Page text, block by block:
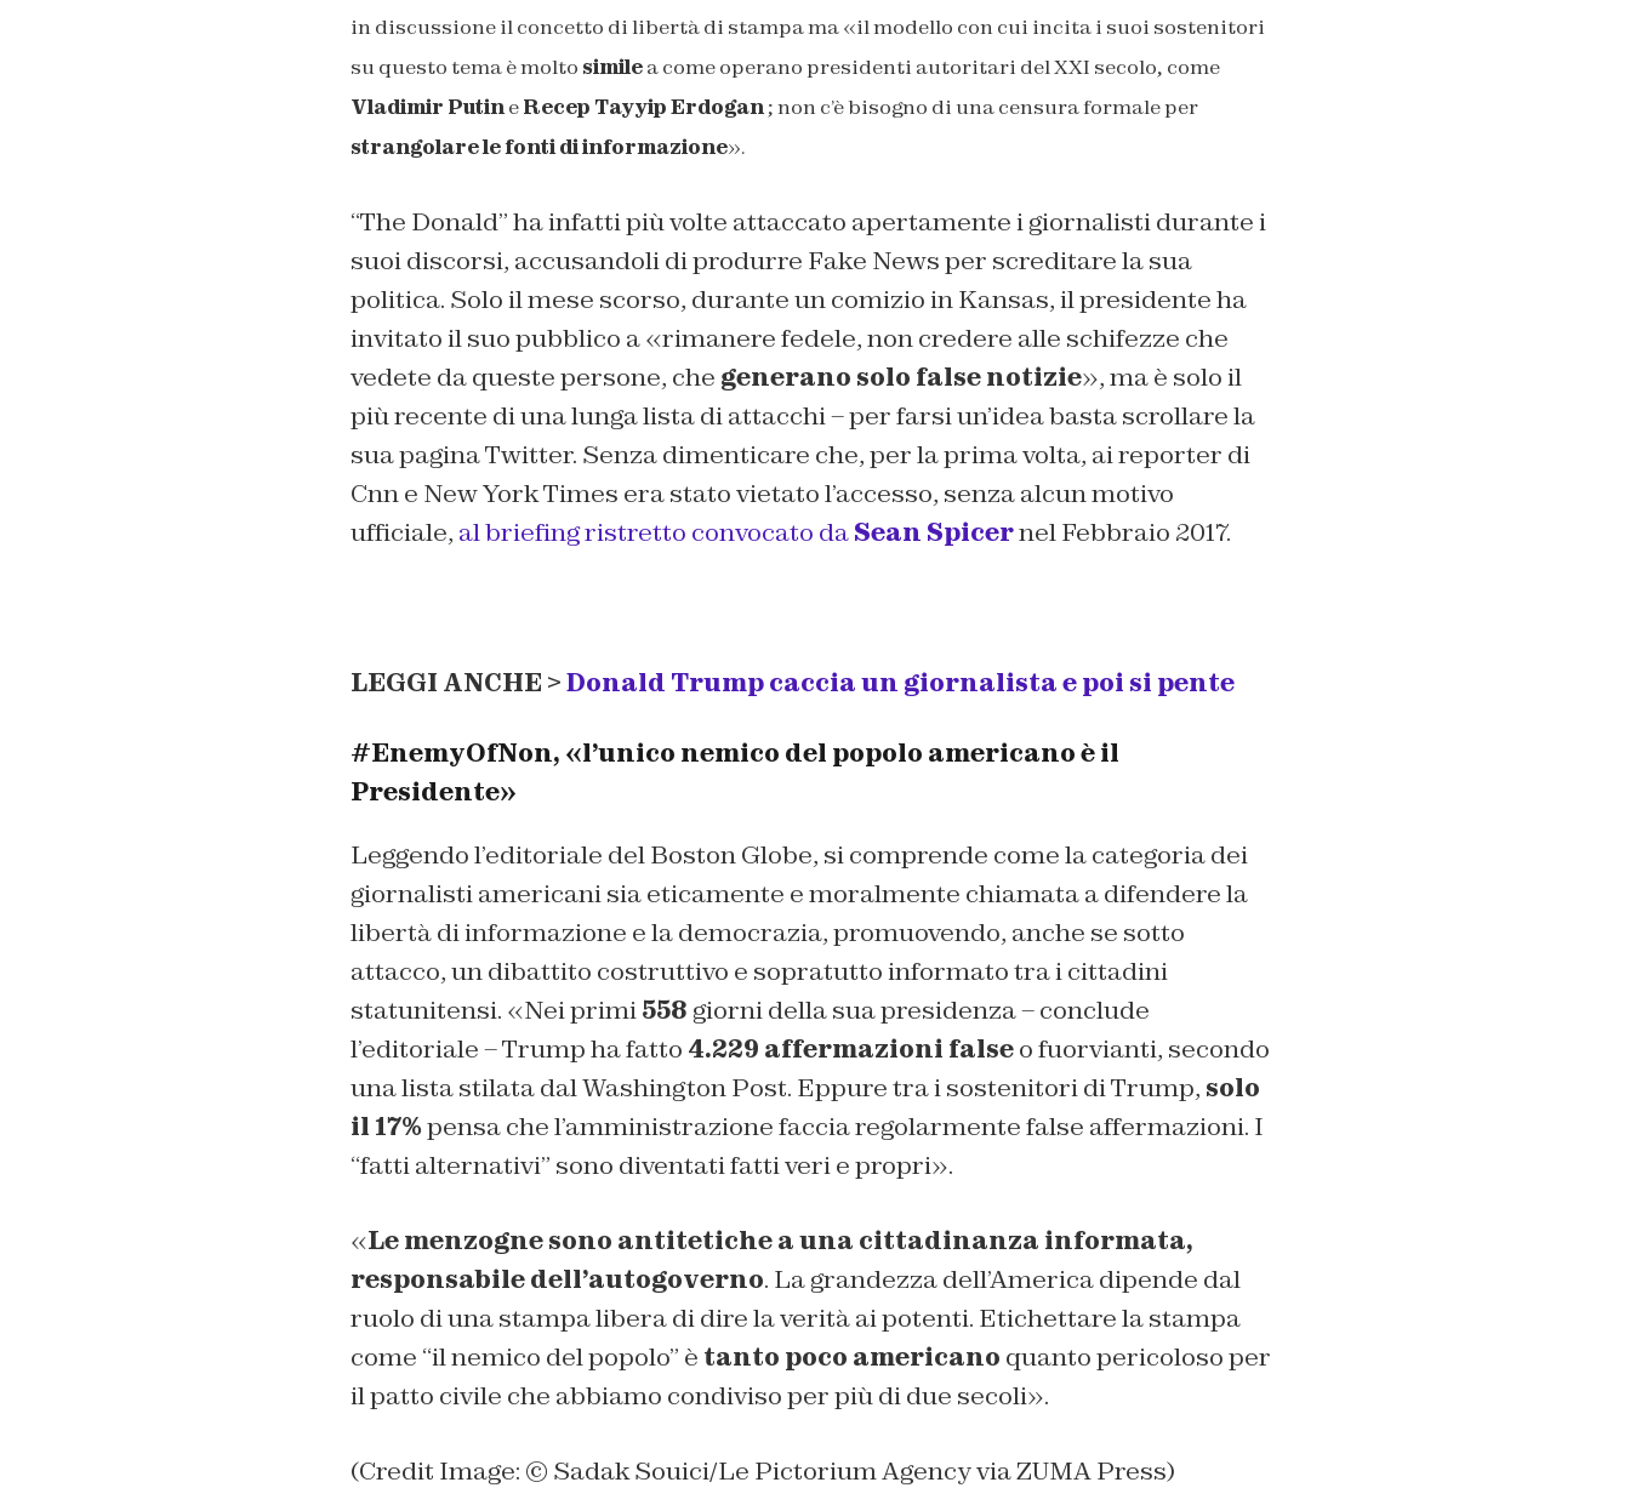
in discussione il concetto di libertà di stampa ma «il modello con cui incita i suoi sostenitori
su questo tema è molto similea come operano presidenti autoritari del XXI secolo, come
Vladimir Putin e Recep Tayyip Erdogan ; non c’è bisogno di una censura formale per
strangolare le fonti di informazione».
“The Donald” ha infatti più volte attaccato apertamente i giornalisti durante i
suoi discorsi, accusandoli di produrre Fake News per screditare la sua
politica. Solo il mese scorso, durante un comizio in Kansas, il presidente ha
invitato il suo pubblico a «rimanere fedele, non credere alle schifezze che
vedete da queste persone, che generano solo false notizie», ma è solo il
più recente di una lunga lista di attacchi – per farsi un’idea basta scrollare la
sua pagina Twitter. Senza dimenticare che, per la prima volta, ai reporter di
Cnn e New York Times era stato vietato l’accesso, senza alcun motivo
ufficiale, al briefing ristretto convocato daSean Spicernel Febbraio 2017.
LEGGI ANCHE >Donald Trump caccia un giornalista e poi si pente
#EnemyOfNon, «l’unico nemico del popolo americano è il
Presidente»
Leggendo l’editoriale del Boston Globe, si comprende come la categoria dei
giornalisti americani sia eticamente e moralmente chiamata a difendere la
libertà di informazione e la democrazia, promuovendo, anche se sotto
attacco, un dibattito costruttivo e sopratutto informato tra i cittadini
statunitensi. «Nei primi558 giorni della sua presidenza – conclude
l’editoriale – Trump ha fatto 4.229 affermazioni falseo fuorvianti, secondo
una lista stilata dal Washington Post. Eppure tra i sostenitori di Trump, solo
il 17%pensa che l’amministrazione faccia regolarmente false affermazioni. I
“fatti alternativi” sono diventati fatti veri e propri».
«Le menzogne ​​sono antitetiche a una cittadinanza informata,
responsabile dell’autogoverno. La grandezza dell’America dipende dal
ruolo di una stampa libera di dire la verità ai potenti. Etichettare la stampa
come “il nemico del popolo” è tanto poco americano quanto pericoloso per
il patto civile che abbiamo condiviso per più di due secoli».
(Credit Image: © Sadak Souici/Le Pictorium Agency via ZUMA Press)